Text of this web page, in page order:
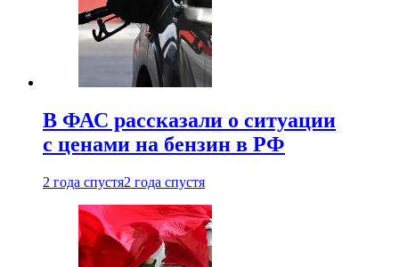
В ФАС рассказали о ситуации
с ценами на бензин в РФ
2 года спустя2 года спустя